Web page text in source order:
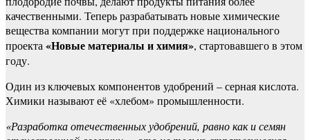
качественными. Теперь разрабатывать новые химические
вещества компании могут при поддержке национального
проекта «Новые материалы и химия», стартовавшего в этом
году.
Один из ключевых компонентов удобрений – серная кислота.
Химики называют её «хлебом» промышленности.
«Разработка отечественных удобрений, равно как и семян